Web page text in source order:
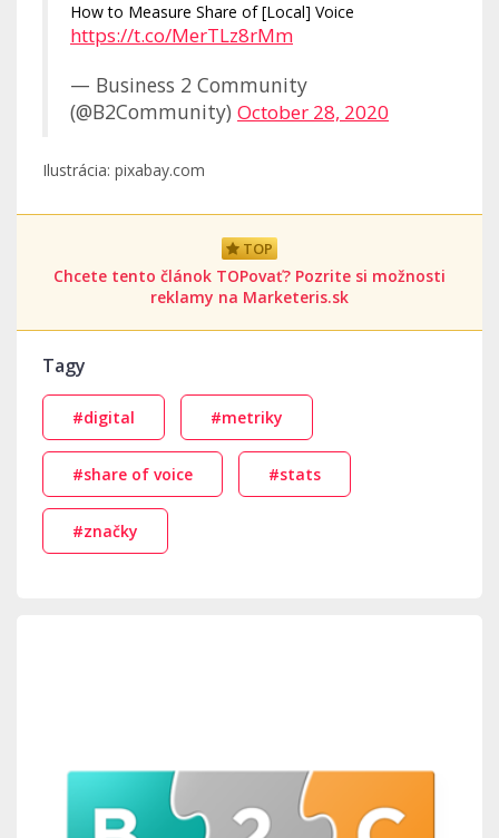
How to Measure Share of [Local] Voice
https://t.co/MerTLz8rMm
— Business 2 Community
(@B2Community) October 28, 2020
Ilustrácia: pixabay.com
TOP
Chcete tento článok TOPovať? Pozrite si možnosti
reklamy na Marketeris.sk
Tagy
#digital #metriky
#share of voice #stats
#značky